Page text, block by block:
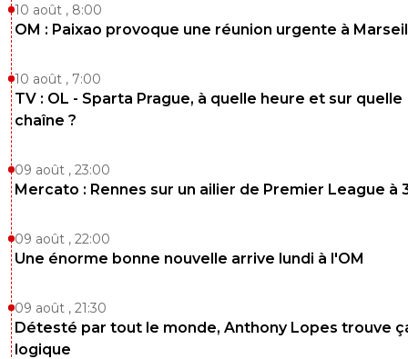
10 août , 8:00
OM : Paixao provoque une réunion urgente à
10 août , 7:00
TV : OL - Sparta Prague, à quelle heure et sur quelle
chaîne ?
09 août , 23:00
Mercato : Rennes sur un ailier de Premier League à
09 août , 22:00
Une énorme bonne nouvelle arrive lundi à l'OM
09 août , 21:30
Détesté par tout le monde, Anthony Lopes trouve
logique